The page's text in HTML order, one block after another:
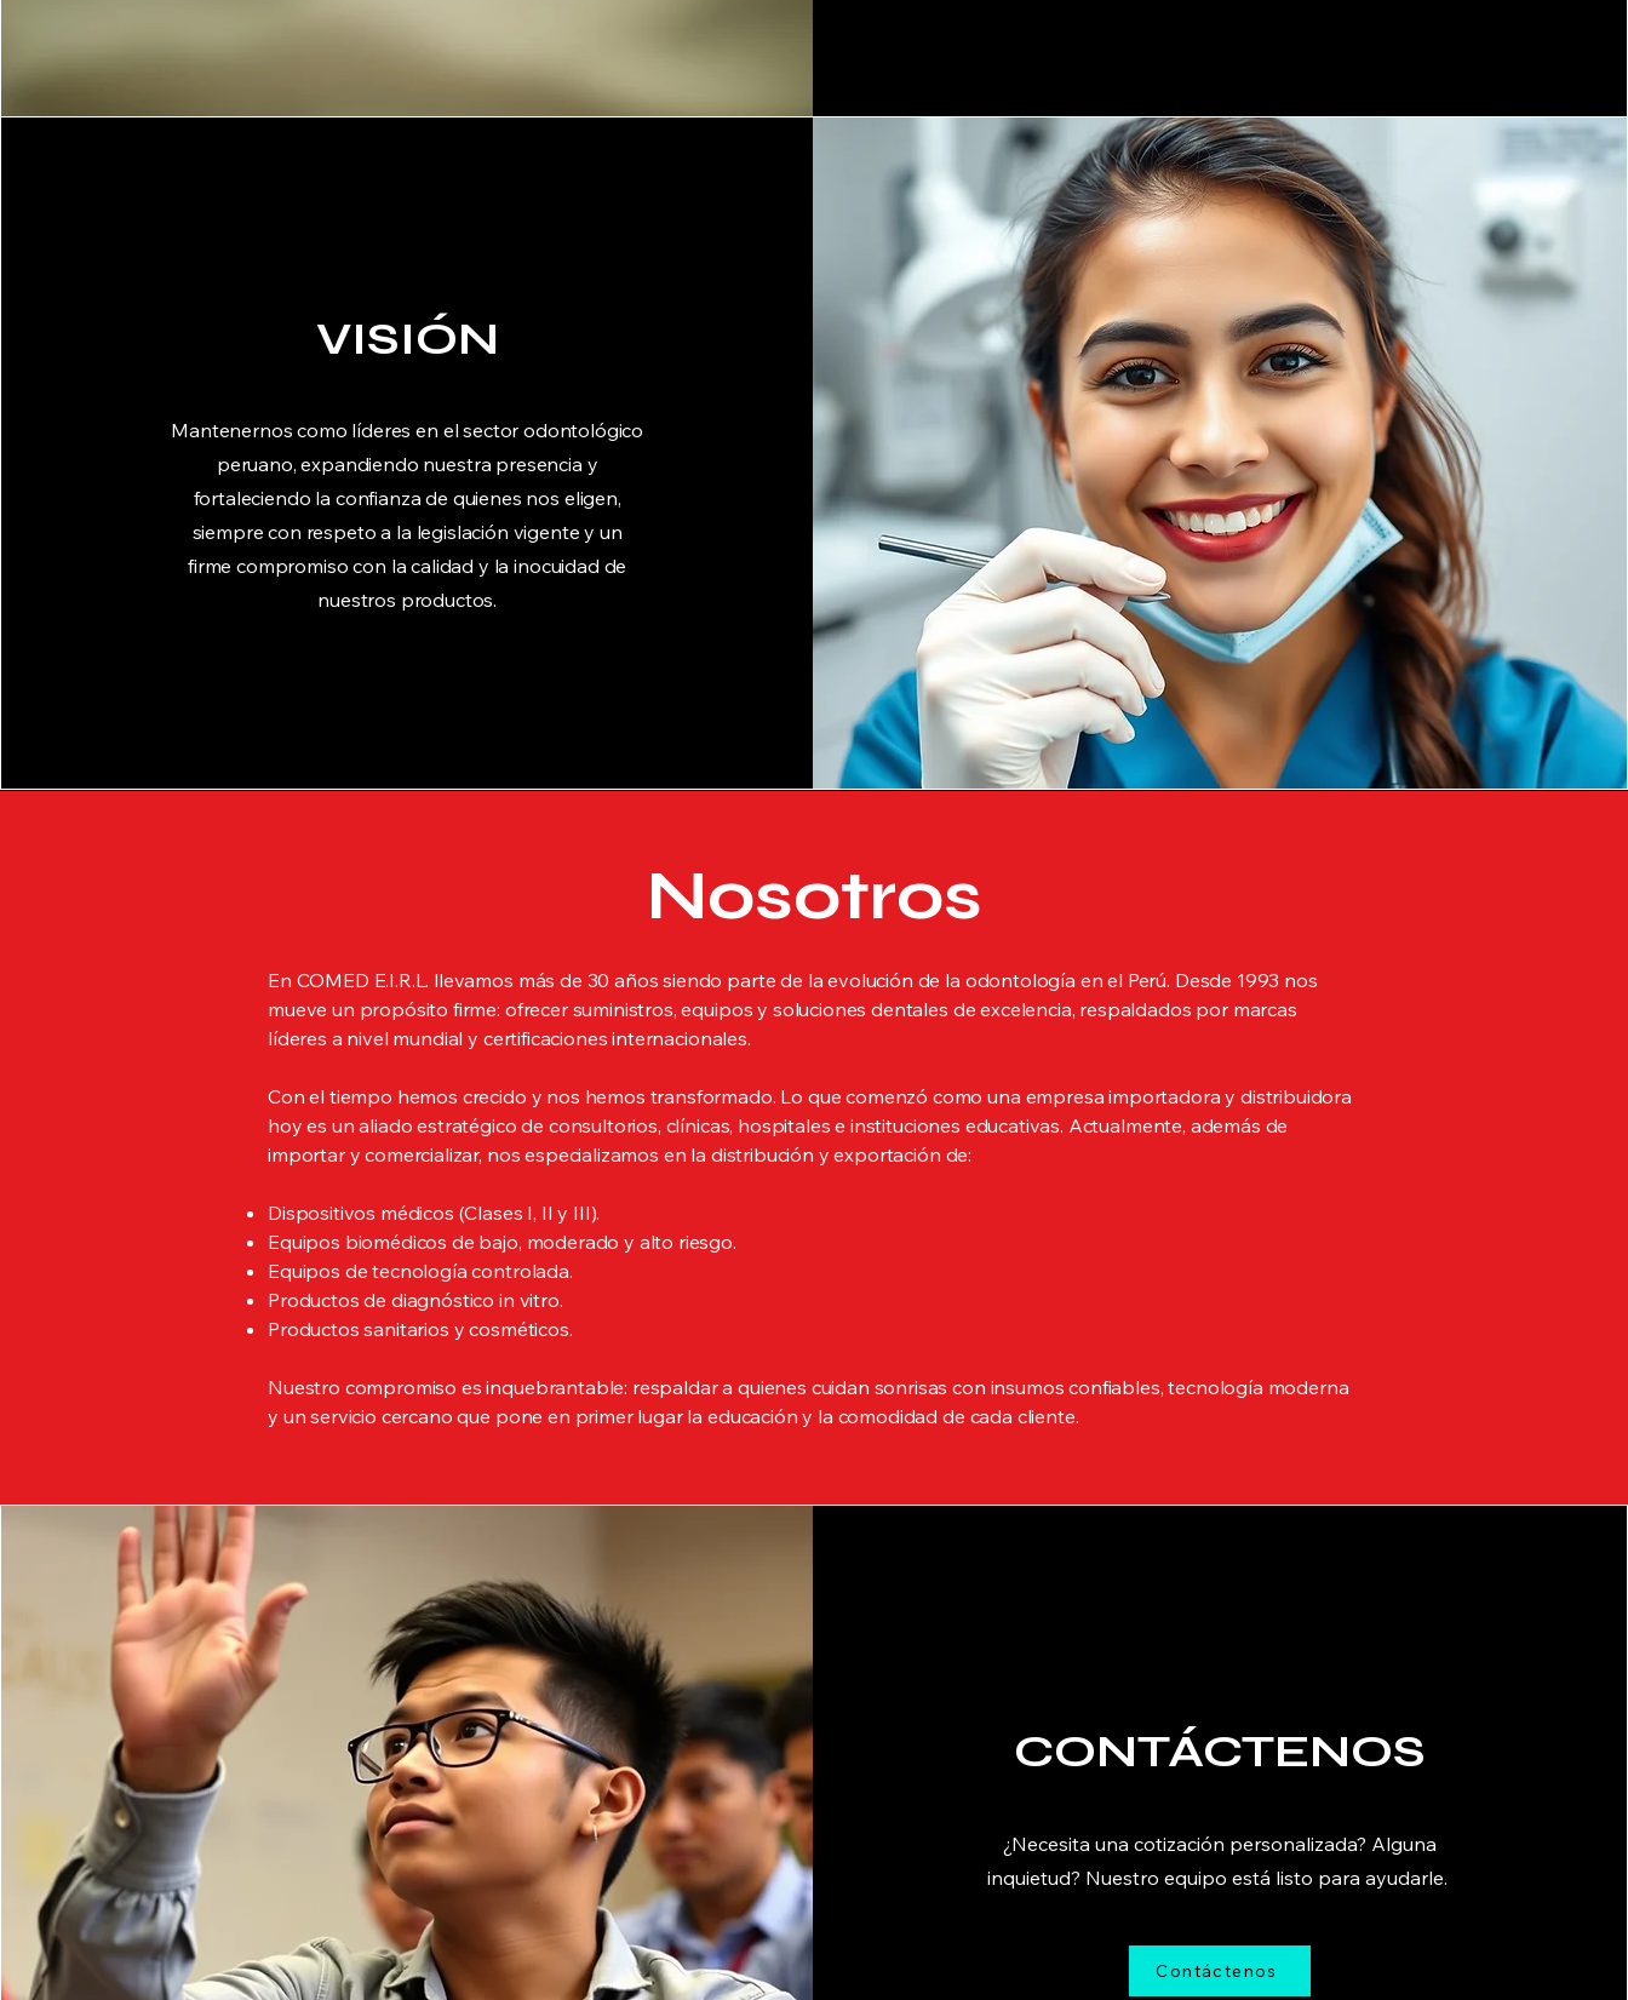
VISIÓN
Mantenernos como líderes en el sector odontológico
peruano, expandiendo nuestra presencia y
fortaleciendo la confianza de quienes nos eligen,
siempre con respeto a la legislación vigente y un
firme compromiso con la calidad y la inocuidad de
nuestros productos.
Nosotros
En COMED E.I.R.L. llevamos más de 30 años siendo parte de la evolución de la odontología en el Perú. Desde 1993 nos
mueve un propósito firme: ofrecer suministros, equipos y soluciones dentales de excelencia, respaldados por marcas
líderes a nivel mundial y certificaciones internacionales.
Con el tiempo hemos crecido y nos hemos transformado. Lo que comenzó como una empresa importadora y distribuidora
hoy es un aliado estratégico de consultorios, clínicas, hospitales e instituciones educativas. Actualmente, además de
importar y comercializar, nos especializamos en la distribución y exportación de:
Dispositivos médicos (Clases I, II y III).
Equipos biomédicos de bajo, moderado y alto riesgo.
Equipos de tecnología controlada.
Productos de diagnóstico in vitro.
Productos sanitarios y cosméticos.
Nuestro compromiso es inquebrantable: respaldar a quienes cuidan sonrisas con insumos confiables, tecnología moderna
y un servicio cercano que pone en primer lugar la educación y la comodidad de cada cliente.
CONTÁCTENOS
¿Necesita una cotización personalizada? Alguna
inquietud? Nuestro equipo está listo para ayudarle.
Contáctenos